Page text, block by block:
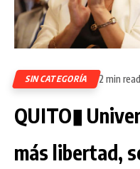
SIN CATEGORÍA 2 min read
QUITO▮
más libertad,